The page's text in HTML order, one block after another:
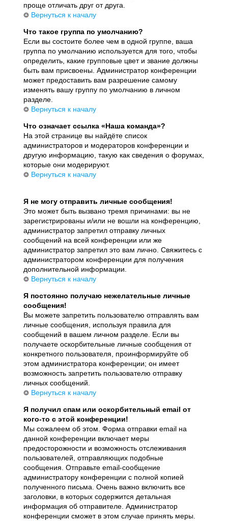
проще отличать друг от друга.
Вернуться к началу
Что такое группа по умолчанию?
Если вы состоите более чем в одной группе, ваша
группа по умолчанию используется для того, чтобы
определить, какие групповые цвет и звание должны
быть вам присвоены. Администратор конференции
может предоставить вам разрешение самому
изменять вашу группу по умолчанию в личном
разделе.
Вернуться к началу
Что означает ссылка «Наша команда»?
На этой странице вы найдёте список
администраторов и модераторов конференции и
другую информацию, такую как сведения о форумах,
которые они модерируют.
Вернуться к началу
Я не могу отправить личные сообщения!
Это может быть вызвано тремя причинами: вы не
зарегистрированы и/или не вошли на конференцию,
администратор запретил отправку личных
сообщений на всей конференции или же
администратор запретил это вам лично. Свяжитесь с
администратором конференции для получения
дополнительной информации.
Вернуться к началу
Я постоянно получаю нежелательные личные
сообщения!
Вы можете запретить пользователю отправлять вам
личные сообщения, используя правила для
сообщений в вашем личном разделе. Если вы
получаете оскорбительные личные сообщения от
конкретного пользователя, проинформируйте об
этом администратора конференции; он имеет
возможность запретить пользователю отправку
личных сообщений.
Вернуться к началу
Я получил спам или оскорбительный email от
кого-то с этой конференции!
Мы сожалеем об этом. Форма отправки email на
данной конференции включает меры
предосторожности и возможность отслеживания
пользователей, отправляющих подобные
сообщения. Отправьте email-сообщение
администратору конференции с полной копией
полученного письма. Очень важно включить все
заголовки, в которых содержится детальная
информация об отправителе. Администратор
конференции сможет в этом случае принять меры.